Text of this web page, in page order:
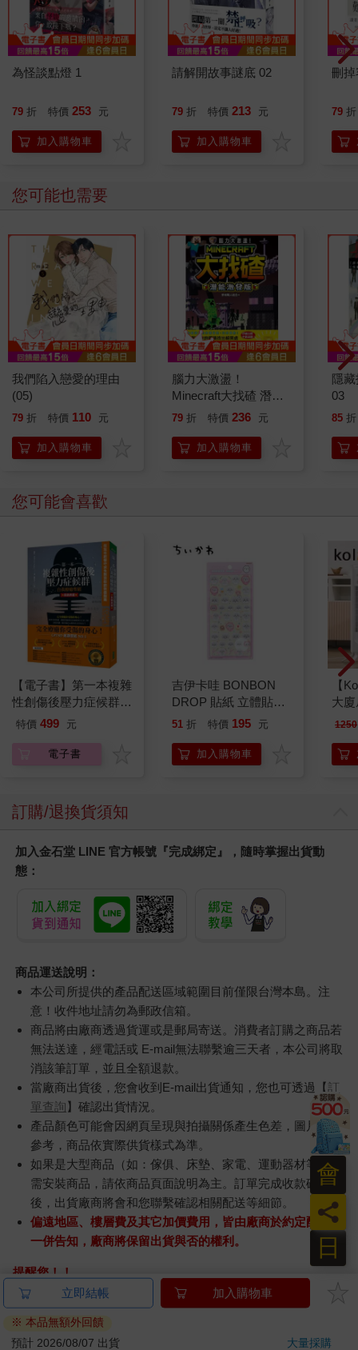
為怪談點燈 1
79 折 特價 253 元
加入購物車
請解開故事謎底 02
79 折 特價 213 元
加入購物車
刪
79 折
您可能也需要
我們陷入戀愛的理由
(05)
79 折 特價 110 元
加入購物車
腦力大激盪！
Minecraft大找碴 潛能
激發版
79 折 特價 236 元
加入購物車
隱
03
85 折
您可能會喜歡
【電子書】第一本複雜
性創傷後壓力症候群自
我療癒聖經（長銷典
特價 499 元
電子書
吉伊卡哇 BONBON
DROP 貼紙 立體貼紙
水晶貼紙 手帳貼 裝飾
兔兔 Chiikawa
51 折 特價 195 元
加入購物車
【
大
1250
訂購/退換貨須知
加入金石堂 LINE 官方帳號『完成綁定』，隨時掌握出貨動
態：
商品運送說明：
本公司所提供的產品配送區域範圍目前僅限台灣本島。注
意！收件地址請勿為郵政信箱。
商品將由廠商透過貨運或是郵局寄送。消費者訂購之商品若
無法送達，經電話或 E-mail無法聯繫逾三天者，本公司將取
消該筆訂單，並且全額退款。
當廠商出貨後，您會收到E-mail出貨通知，您也可透過【訂
單查詢】確認出貨情況。
產品顏色可能會因網頁呈現與拍攝關係產生色差，圖片僅供
參考，商品依實際供貨樣式為準。
如果是大型商品（如：傢俱、床墊、家電、運動器材等）及
需安裝商品，請依商品頁面說明為主。訂單完成收款確認
後，出貨廠商將會和您聯繫確認相關配送等細節。
偏遠地區、樓層費及其它加價費用，皆由廠商於約定配送時
一併告知，廠商將保留出貨與否的權利。
提醒您！！
金石堂及銀行均不會請您操作ATM! 如接獲電話要求您前往
ATM提款機，請不要聽從指示，以免受騙上當！
退換貨須知：
日
員
會